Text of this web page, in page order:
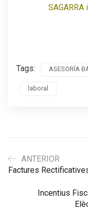
SAGARRA
Tags: ASESORÍA
laboral
ANTERIOR
Factures
Incentius